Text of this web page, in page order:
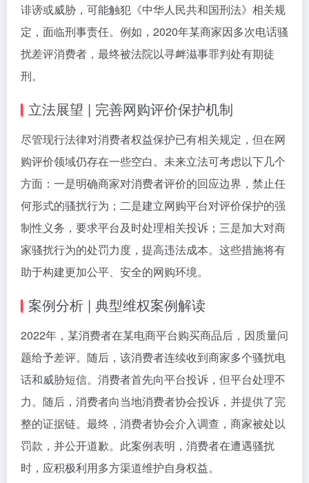
诽谤或威胁，可能触犯《中华人民共和国刑法》相关规
定，面临刑事责任。例如，2020年某商家因多次电话骚
扰差评消费者，最终被法院以寻衅滋事罪判处有期徒
刑。
立法展望 | 完善网购评价保护机制
尽管现行法律对消费者权益保护已有相关规定，但在网
购评价领域仍存在一些空白。未来立法可考虑以下几个
方面：一是明确商家对消费者评价的回应边界，禁止任
何形式的骚扰行为；二是建立网购平台对评价保护的强
制性义务，要求平台及时处理相关投诉；三是加大对商
家骚扰行为的处罚力度，提高违法成本。这些措施将有
助于构建更加公平、安全的网购环境。
案例分析 | 典型维权案例解读
2022年，某消费者在某电商平台购买商品后，因质量问
题给予差评。随后，该消费者连续收到商家多个骚扰电
话和威胁短信。消费者首先向平台投诉，但平台处理不
力。随后，消费者向当地消费者协会投诉，并提供了完
整的证据链。最终，消费者协会介入调查，商家被处以
罚款，并公开道歉。此案例表明，消费者在遭遇骚扰
时，应积极利用多方渠道维护自身权益。